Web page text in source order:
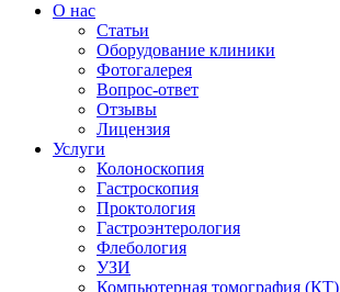
О нас
Статьи
Оборудование клиники
Фотогалерея
Вопрос-ответ
Отзывы
Лицензия
Услуги
Колоноскопия
Гастроскопия
Проктология
Гастроэнтерология
Флебология
УЗИ
Компьютерная томография (КТ)